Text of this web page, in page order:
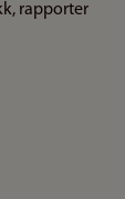
rapporter